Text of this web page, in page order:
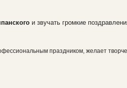
и звучать громкие
праздником, желает